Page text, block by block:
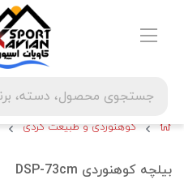
کوهنوردی و طبیعت گردی
بیلچه کوهنوردی DSP-73cm